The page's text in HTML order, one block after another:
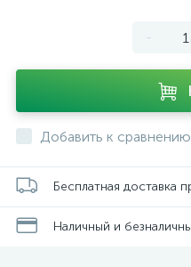
-
Добавить к сравнению
Бесплатная доставка
Наличный и